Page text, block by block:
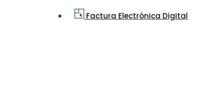
Factura Electrónica Digital